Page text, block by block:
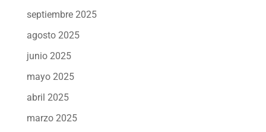
septiembre 2025
agosto 2025
junio 2025
mayo 2025
abril 2025
marzo 2025